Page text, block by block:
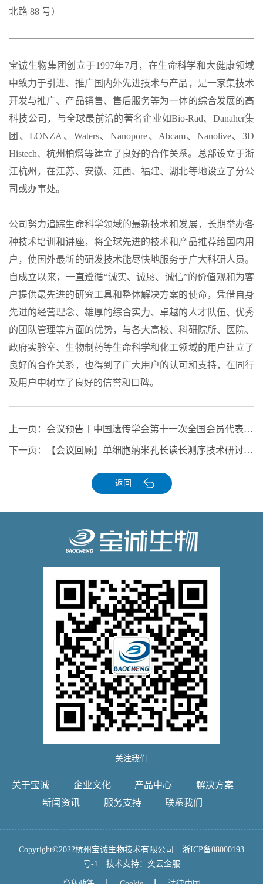
北路 88 号）
宝诚生物集团创立于1997年7月，在生命科学和大健康领域
中致力于引进、推广国内外先进技术与产品，是一家集技术
开发与推广、产品销售、售后服务等为一体的综合发展的高
科技公司，与全球最前沿的著名企业如Bio-Rad、Danaher集
团、LONZA、Waters、Nanopore、Abcam、Nanolive、3D
Histech、杭州柏熠等建立了良好的合作关系。总部设立于浙
江杭州，在江苏、安徽、江西、福建、湖北等地设立了分公
司或办事处。
公司努力追踪生命科学领域的最新技术和发展，长期举办各
种技术培训和讲座，将全球先进的技术和产品推荐给国内用
户，使国外最新的研发技术能尽快地服务于广大科研人员。
自成立以来，一直遵循“诚实、诚恳、诚信”的价值观和为客
户提供最先进的研究工具和整体解决方案的使命，凭借自身
先进的经营理念、雄厚的综合实力、卓越的人才队伍、优秀
的团队管理等方面的优势，与各大高校、科研院所、医院、
政府实验室、生物制药等生命科学和化工领域的用户建立了
良好的合作关系，也得到了广大用户的认可和支持，在同行
及用户中树立了良好的信誉和口碑。
上一页： 会议预告丨中国遗传学会第十一次全国会员代表大会暨学术交流会
下一页： 【会议回顾】单细胞纳米孔长读长测序技术研讨会-精彩回顾
返回
关注我们
关于宝诚 企业文化 产品中心
解决方案
新闻资讯
服务支持 联系我们
Copyright©2022杭州宝诚生物技术有限公司 浙ICP备08000193
号-1
技术支持： 奕云企服